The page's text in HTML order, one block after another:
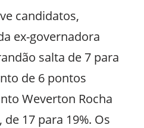
candidatos,
ex-governadora
salta de 7 para
de 6 pontos
Weverton Rocha
17 para 19%. Os